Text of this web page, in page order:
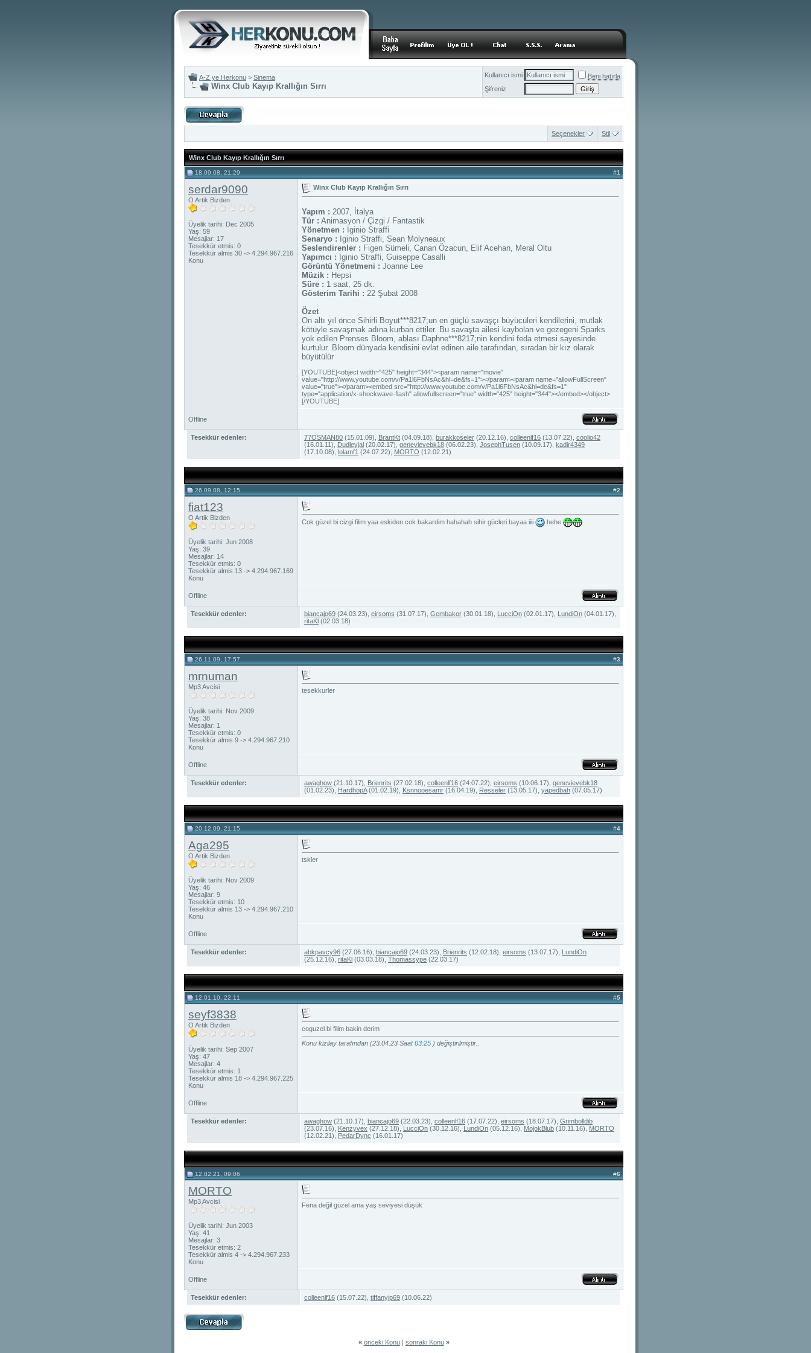
A-Z ye Herkonu > Sinema
Winx Club Kayıp Krallığın Sırrı
Kullanıcı ismi
Beni hatırla
Şifreniz
Seçenekler Stil
Winx Club Kayıp Krallığın Sırrı
18.09.08, 21:29 #1
serdar9090
O Artik Bizden
Üyelik tarihi: Dec 2005
Yaş: 59
Mesajlar: 17
Tesekkür etmis: 0
Tesekkür almis 30 -> 4.294.967.216
Konu
Winx Club Kayıp Krallığın Sırrı
Yapım : 2007, İtalya
Tür : Animasyon / Çizgi / Fantastik
Yönetmen : Iginio Straffi
Senaryo : Iginio Straffi, Sean Molyneaux
Seslendirenler : Figen Sümeli, Canan Özacun, Elif Acehan, Meral Oltu
Yapımcı : Iginio Straffi, Guiseppe Casalli
Görüntü Yönetmeni : Joanne Lee
Müzik : Hepsi
Süre : 1 saat, 25 dk.
Gösterim Tarihi : 22 Şubat 2008
Özet
On altı yıl önce Sihirli Boyut***8217;un en güçlü savaşçı büyücüleri kendilerini, mutlak
kötüyle savaşmak adına kurban ettiler. Bu savaşta ailesi kaybolan ve gezegeni Sparks
yok edilen Prenses Bloom, ablası Daphne***8217;nin kendini feda etmesi sayesinde
kurtulur. Bloom dünyada kendisini evlat edinen aile tarafından, sıradan bir kız olarak
büyütülür
[YOUTUBE]<object width="425" height="344"><param name="movie"
value="http://www.youtube.com/v/Pa1l6FbNsAc&hl=de&fs=1"></param><param name="allowFullScreen"
value="true"></param><embed src="http://www.youtube.com/v/Pa1l6FbNsAc&hl=de&fs=1"
type="application/x-shockwave-flash" allowfullscreen="true" width="425" height="344"></embed></object>
[/YOUTUBE]
Offline
Tesekkür edenler: 77OSMAN80 (15.01.09), BrantKt (04.09.18), burakkoseler (20.12.16), colleenlf16 (13.07.22), coolio42
(16.01.11), Dudleyjal (20.02.17), genevievebk18 (06.02.23), JosephTusen (10.09.17), kadir4349
(17.10.08), lolamf1 (24.07.22), MORTO (12.02.21)
26.09.08, 12:15 #2
fiat123
O Artik Bizden
Üyelik tarihi: Jun 2008
Yaş: 39
Mesajlar: 14
Tesekkür etmis: 0
Tesekkür almis 13 -> 4.294.967.169
Konu
Cok güzel bi cizgi filim yaa eskiden cok bakardim hahahah sihir gücleri bayaa iiii hehe
Offline
Tesekkür edenler: biancajo69 (24.03.23), eirsoms (31.07.17), Gembakor (30.01.18), LucciOn (02.01.17), LundiOn (04.01.17),
ritaKl (02.03.18)
26.11.09, 17:57 #3
mrnuman
Mp3 Avcisi
Üyelik tarihi: Nov 2009
Yaş: 38
Mesajlar: 1
Tesekkür etmis: 0
Tesekkür almis 9 -> 4.294.967.210
Konu
tesekkurler
Offline
Tesekkür edenler: awaghow (21.10.17), Brienrits (27.02.18), colleenlf16 (24.07.22), eirsoms (10.06.17), genevievebk18
(01.02.23), HardhopA(01.02.19), Ksnnooesamr (16.04.19), Resseler (13.05.17), yapedbah (07.05.17)
20.12.09, 21:15 #4
Aga295
O Artik Bizden
Üyelik tarihi: Nov 2009
Yaş: 46
Mesajlar: 9
Tesekkür etmis: 10
Tesekkür almis 13 -> 4.294.967.210
Konu
tskler
Offline
Tesekkür edenler: abkpavcy96 (27.06.16), biancajo69 (24.03.23), Brienrits (12.02.18), eirsoms (13.07.17), LundiOn
(25.12.16), ritaKl (03.03.18), Thomassype (22.03.17)
12.01.10, 22:11 #5
seyf3838
O Artik Bizden
Üyelik tarihi: Sep 2007
Yaş: 47
Mesajlar: 4
Tesekkür etmis: 1
Tesekkür almis 18 -> 4.294.967.225
Konu
coguzel bi filim bakin derim
Konu kizilay tarafından (23.04.23 Saat03:25 ) değiştirilmiştir..
Offline
Tesekkür edenler: awaghow (21.10.17), biancajo69 (22.03.23), colleenlf16 (17.07.22), eirsoms (18.07.17), Grimbolldib
(23.07.16), Kenzyvex (27.12.18), LucciOn (30.12.16), LundiOn (05.12.16), MojokBlub (10.11.16), MORTO
(12.02.21), PedarDync (16.01.17)
12.02.21, 09:06 #6
MORTO
Mp3 Avcisi
Üyelik tarihi: Jun 2003
Yaş: 41
Mesajlar: 3
Tesekkür etmis: 2
Tesekkür almis 4 -> 4.294.967.233
Konu
Fena değil güzel ama yaş seviyesi düşük
Offline
Tesekkür edenler: colleenlf16 (15.07.22), tiffanyjp69 (10.06.22)
« önceki Konu| sonraki Konu »